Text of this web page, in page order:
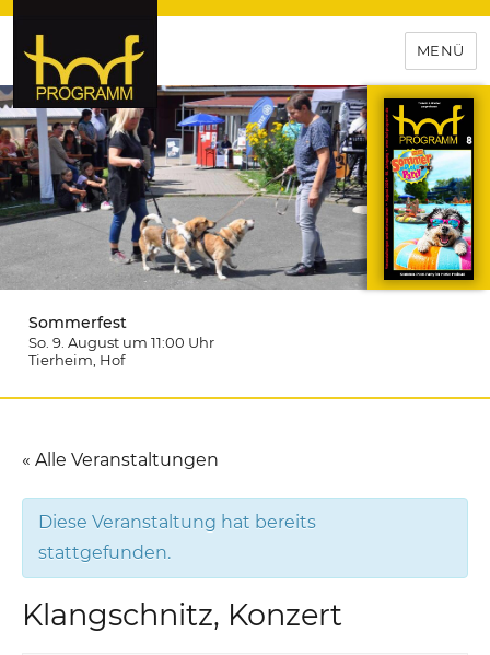
hof-programm – das
Veranstaltungsportal für
Hochfranken
MENÜ
Sommerfest
So. 9. August um 11:00 Uhr
Tierheim , Hof
« Alle Veranstaltungen
Diese Veranstaltung hat bereits
stattgefunden.
Klangschnitz, Konzert